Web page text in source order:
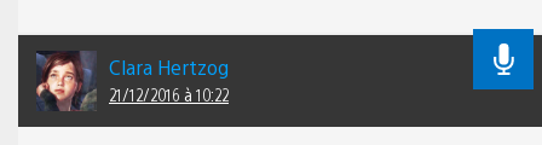
Clara Hertzog
21/12/2016 à 10:22